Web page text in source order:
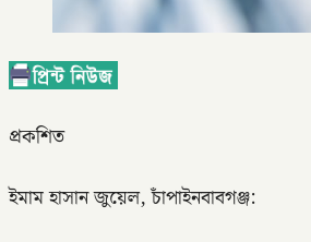
প্রকশিত
ইমাম হাসান জুয়েল, চাঁপাইনবাবগঞ্জ: